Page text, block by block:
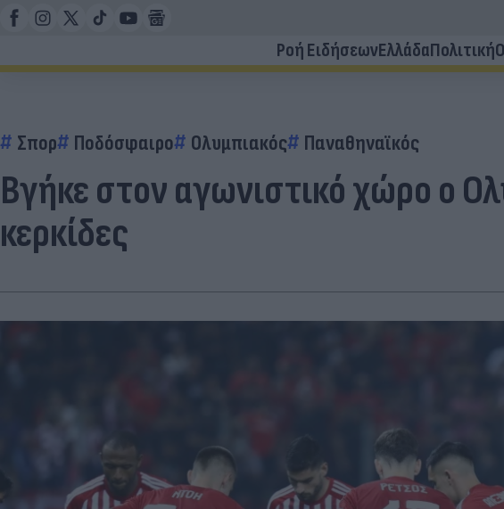
Ροή ΕιδήσεωνΕλλάδαΠολιτική
Σπορ Ποδόσφαιρο Ολυμπιακός Παναθηναϊκός
Βγήκε στον αγωνιστικό χώρο ο
κερκίδες